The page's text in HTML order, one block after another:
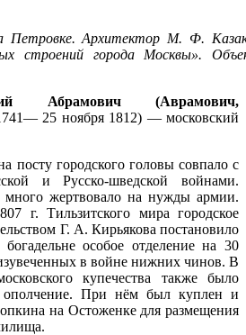
Петровке. Архитектор М. Ф.
строений города Москвы».
Абрамович (Аврамович,
25 ноября 1812) — московский
посту городского головы совпало с
и Русско-шведской войнами.
много жертвовало на нужды армии.
г. Тильзитского мира городское
Г. А. Кирьякова постановило
особое отделение на 30
в войне нижних чинов. В
купечества также было
ополчение. При нём был куплен и
на Остоженке для размещения